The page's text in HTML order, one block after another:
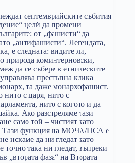
септемврийските събития
целѝ да промени
от „фашисти“ да
„антифашисти“. Легендата,
е следната: видите ли,
природа коминтерновски,
да се събере в етническите
престъпна клика
та даже монархофашист.
с царя, нито с
нито с когото и да
Ако разстреляме тази
само той – чистият като
Тази функция на МОЧА/ПСА е
искаме да ни гледат като
точно така ни гледат, въпреки
„втората фаза“ на Втората